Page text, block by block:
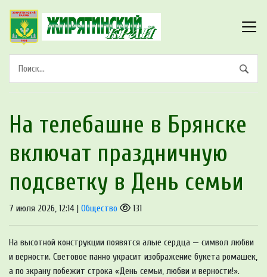
На телебашне в Брянске
включат праздничную
подсветку в День семьи
7 июля 2026, 12:14 | Общество 131
На высотной конструкции появятся алые сердца — символ любви
и верности. Световое панно украсит изображение букета ромашек,
а по экрану побежит строка «День семьи, любви и верности!».